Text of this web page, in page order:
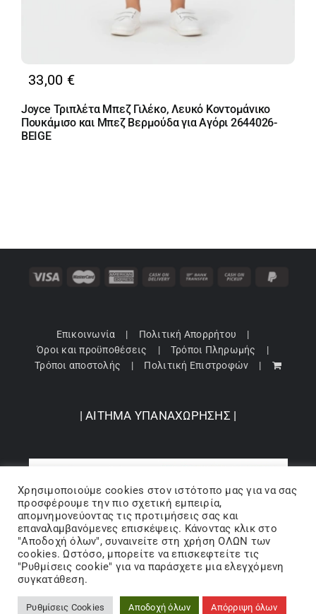
33,00 €
Joyce Τριπλέτα Μπεζ Γιλέκο, Λευκό Κοντομάνικο
Πουκάμισο και Μπεζ Βερμούδα για Αγόρι 2644026-
BEIGE
Επικοινωνία
Πολιτική Απορρήτου
Όροι και προϋποθέσεις
Τρόποι Πληρωμής
Τρόποι αποστολής
Πολιτική Επιστροφών
| ΑΙΤΗΜΑ ΥΠΑΝΑΧΩΡΗΣΗΣ |
Copyright 2024 © Barbopoulos store - All Rights Reserved |
Χρησιμοποιούμε cookies στον ιστότοπo μας για να σας
προσφέρουμε την πιο σχετική εμπειρία,
απομνημονεύοντας τις προτιμήσεις σας και
επαναλαμβανόμενες επισκέψεις. Κάνοντας κλικ στο
"Αποδοχή όλων", συναινείτε στη χρήση ΟΛΩΝ των
cookies. Ωστόσο, μπορείτε να επισκεφτείτε τις
"Ρυθμίσεις cookie" για να παράσχετε μια ελεγχόμενη
συγκατάθεση.
Ρυθμίσεις Cookies Αποδοχή όλων Απόρριψη όλων